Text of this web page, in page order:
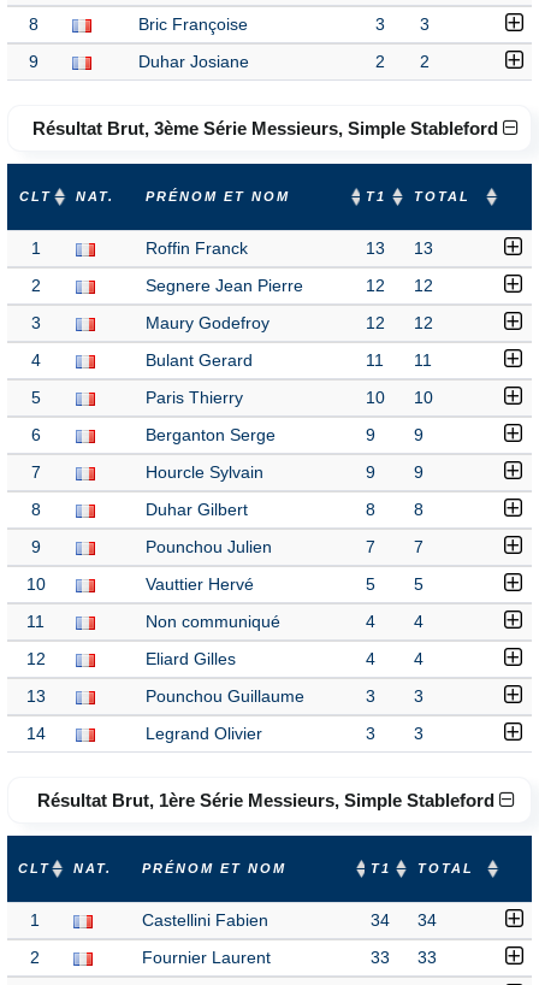
8 Bric Françoise 3 3
9 Duhar Josiane 2 2
Résultat Brut, 3ème Série Messieurs, Simple Stableford
CLT NAT. PRÉNOM ET NOM T1 TOTAL
1 Roffin Franck 13 13
2 Segnere Jean Pierre 12 12
3 Maury Godefroy 12 12
4 Bulant Gerard 11 11
5 Paris Thierry 10 10
6 Berganton Serge 9 9
7 Hourcle Sylvain 9 9
8 Duhar Gilbert 8 8
9 Pounchou Julien 7 7
10 Vauttier Hervé 5 5
11 Non communiqué 4 4
12 Eliard Gilles 4 4
13 Pounchou Guillaume 3 3
14 Legrand Olivier 3 3
Résultat Brut, 1ère Série Messieurs, Simple Stableford
CLT NAT. PRÉNOM ET NOM T1 TOTAL
1 Castellini Fabien 34 34
2 Fournier Laurent 33 33